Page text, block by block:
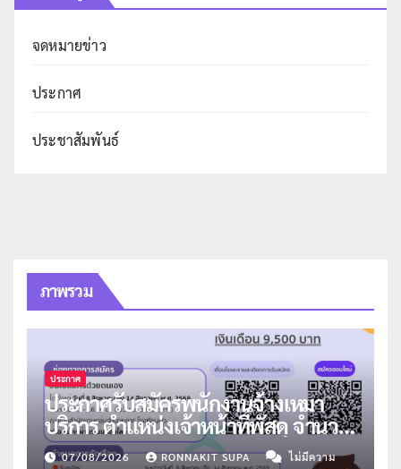
จดหมายข่าว
ประกาศ
ประชาสัมพันธ์
ภาพรวม
ประกาศ
ประกาศรับสมัครพนักงานจ้างเหมา
บริการ ตำแหน่งเจ้าหน้าที่พัสดุ จำนวน
1 อัตรา
07/08/2026 RONNAKIT SUPA
ไม่มีความ